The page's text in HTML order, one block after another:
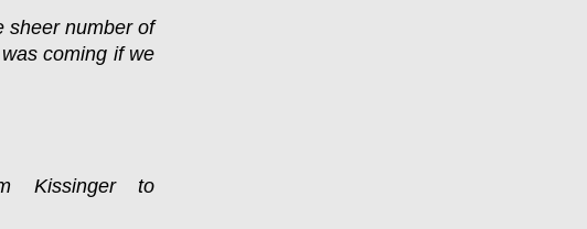
sheer number of
coming if we
Kissinger to